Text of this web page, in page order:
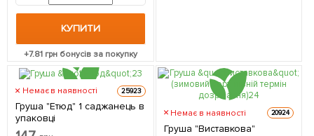
КУПИТИ
+7.81 грн бонусів за покупку
Немає в наявності 25923
Груша "Етюд" 1 саджанець в
упаковці
Немає в наявності 20924
Груша "Виставкова"